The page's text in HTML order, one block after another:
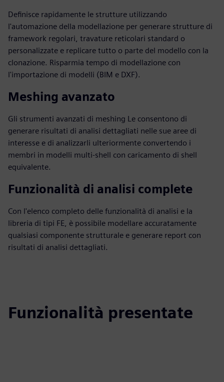
Definisce rapidamente le strutture utilizzando
l'automazione della modellazione per generare strutture di
framework regolari, travature reticolari standard o
personalizzate e replicare tutto o parte del modello con la
clonazione. Risparmia tempo di modellazione con
l'importazione di modelli (BIM e DXF).
Meshing avanzato
Gli strumenti avanzati di meshing Le consentono di
generare risultati di analisi dettagliati nelle sue aree di
interesse e di analizzarli ulteriormente convertendo i
membri in modelli multi-shell con caricamento di shell
equivalente.
Funzionalità di analisi complete
Con l'elenco completo delle funzionalità di analisi e la
libreria di tipi FE, è possibile modellare accuratamente
qualsiasi componente strutturale e generare report con
risultati di analisi dettagliati.
Funzionalità presentate